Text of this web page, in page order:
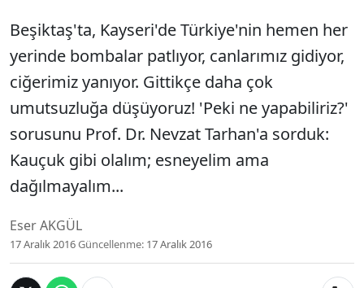
Beşiktaş'ta, Kayseri'de Türkiye'nin hemen her
yerinde bombalar patlıyor, canlarımız gidiyor,
ciğerimiz yanıyor. Gittikçe daha çok
umutsuzluğa düşüyoruz! 'Peki ne yapabiliriz?'
sorusunu Prof. Dr. Nevzat Tarhan'a sorduk:
Kauçuk gibi olalım; esneyelim ama
dağılmayalım...
Eser AKGÜL
17 Aralık 2016Güncellenme: 17 Aralık 2016